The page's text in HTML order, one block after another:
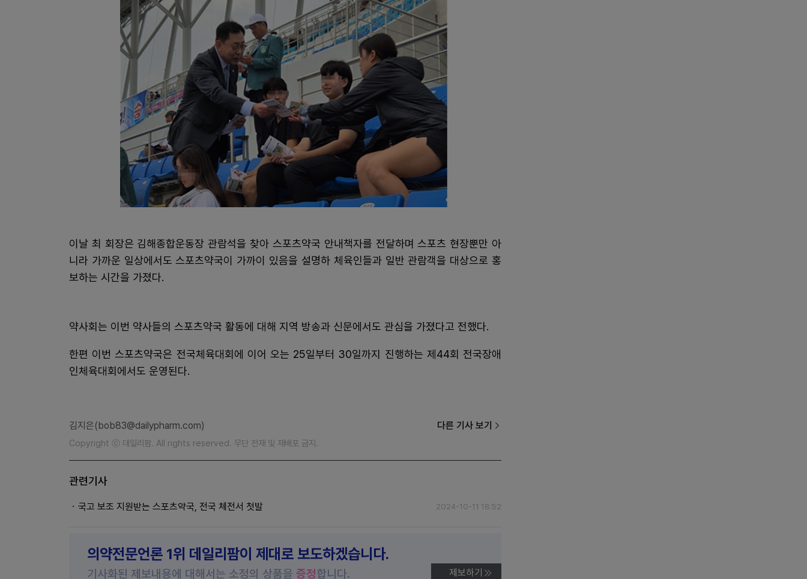
이날 최 회장은 김해종합운동장 관람석을 찾아 스포츠약국 안내책자를 전달하며 스포츠 현장뿐만 아
니라 가까운 일상에서도 스포츠약국이 가까이 있음을 설명하 체육인들과 일반 관람객을 대상으로 홍
보하는 시간을 가졌다.
약사회는 이번 약사들의 스포츠약국 활동에 대해 지역 방송과 신문에서도 관심을 가졌다고 전했다.
한편 이번 스포츠약국은 전국체육대회에 이어 오는 25일부터 30일까지 진행하는 제44회 전국장애
인체육대회에서도 운영된다.
김지은(bob83@dailypharm.com) 다른 기사 보기
Copyright ⓒ 데일리팜. All rights reserved. 무단 전재 및 재배포 금지.
관련기사
국고 보조 지원받는 스포츠약국, 전국 체전서 첫발 2024-10-11 18:52
의약전문언론 1위 데일리팜이 제대로 보도하겠습니다.
기사화된 제보내용에 대해서는 소정의 상품을 증정합니다. 제보하기